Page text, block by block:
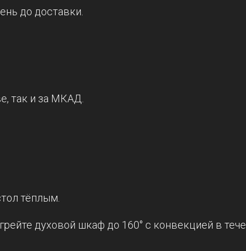
до доставки.
так и за МКАД.
тёплым.
духовой шкаф до 160° с конвекцией в